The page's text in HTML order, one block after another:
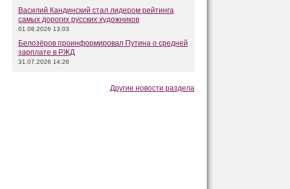
Василий Кандинский стал лидером рейтинга
самых дорогих русских художников
01.08.2026 13:03
Белозёров проинформировал Путина о средней
зарплате в РЖД
31.07.2026 14:26
Другие новости раздела